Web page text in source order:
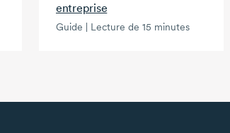
entreprise
Guide | Lecture de 15 minutes